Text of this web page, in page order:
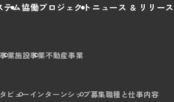
テム協働プロジェクト ニュース & リリース
業施設事業不動産事業
ビューインターンシップ募集職種と仕事内容